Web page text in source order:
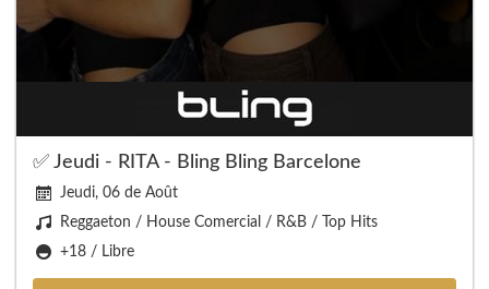
✅ Jeudi - RITA - Bling Bling Barcelone
Jeudi, 06 de Août
Reggaeton / House Comercial / R&B / Top Hits
+18 / Libre